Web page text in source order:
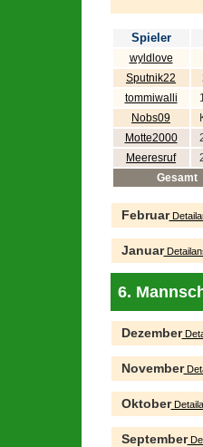
Spieler
wyldlove
Sputnik22
tommiwalli
Nobs09
Motte2000
Meeresruf
Gesamt
Februar
Januar
6.
Dezember
November
Oktober
September